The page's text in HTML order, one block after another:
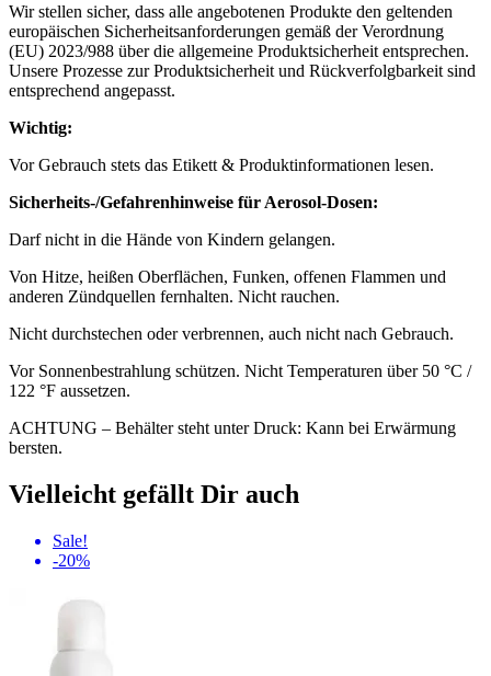
Wir stellen sicher, dass alle angebotenen Produkte den geltenden
europäischen Sicherheitsanforderungen gemäß der Verordnung
(EU) 2023/988 über die allgemeine Produktsicherheit entsprechen.
Unsere Prozesse zur Produktsicherheit und Rückverfolgbarkeit sind
entsprechend angepasst.
Wichtig:
Vor Gebrauch stets das Etikett & Produktinformationen lesen.
Sicherheits-/Gefahrenhinweise für Aerosol-Dosen:
Darf nicht in die Hände von Kindern gelangen.
Von Hitze, heißen Oberflächen, Funken, offenen Flammen und
anderen Zündquellen fernhalten. Nicht rauchen.
Nicht durchstechen oder verbrennen, auch nicht nach Gebrauch.
Vor Sonnenbestrahlung schützen. Nicht Temperaturen über 50 °C /
122 °F aussetzen.
ACHTUNG – Behälter steht unter Druck: Kann bei Erwärmung
bersten.
Vielleicht gefällt Dir auch
Sale!
-20%